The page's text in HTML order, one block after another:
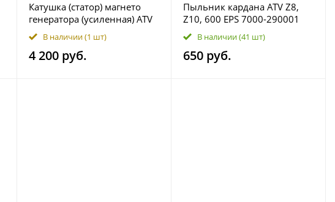
Катушка (статор) магнето
генератора (усиленная) ATV
X8, X8 H.O. EPS, X10 EPS,
1000 OVERLAND EPS 0800-
032000-3000
В наличии(1 шт)
4 200 руб.
Пыльник кардана ATV Z8,
Z10, 600 EPS 7000-290001
В наличии(41 шт)
650 руб.